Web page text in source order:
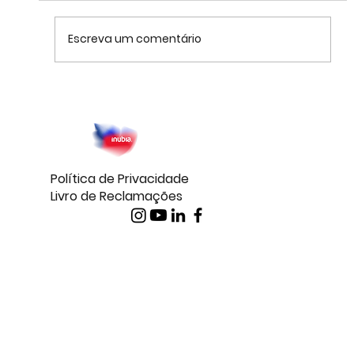
pode transformar a sua empresa em
2025
Escreva um comentário
Política de Privacidade
Livro de Reclamações